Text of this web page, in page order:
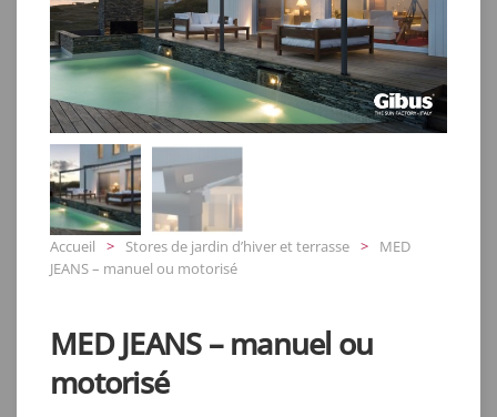
Accueil Stores de jardin d’hiver et terrasse
MED
JEANS – manuel ou motorisé
MED JEANS – manuel ou
motorisé